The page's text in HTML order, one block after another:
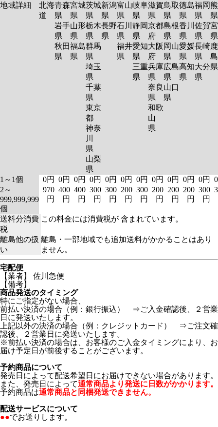
地域詳細
北海
道
青森
県
岩手
県
秋田
県
宮城
県
山形
県
福島
県
茨城
県
栃木
県
群馬
県
埼玉
県
千葉
県
東京
都
神奈
川
県
山梨
県
新潟
県
長野
県
富山
県
石川
県
福井
県
岐阜
県
静岡
県
愛知
県
三重
県
滋賀
県
京都
府
大阪
府
兵庫
県
奈良
県
和歌
山
県
鳥取
県
島根
県
岡山
県
広島
県
山口
県
徳島
県
香川
県
愛媛
県
高知
県
福岡
県
佐賀
県
長崎
県
大分
県
島
1～1個 0円 0円 0円 0円 0円 0円 0円 0円 0円 0円 0円
2～
999,999,999
個
970
円
400
円
400
円
300
円
300
円
200
円
300
円
200
円
200
円
200
円
300
円
送料分消費
税
この料金には消費税が 含まれています。
離島他の扱
い
離島・一部地域でも追加送料がかかることはあり
ません。
宅配便
【業者】 佐川急便
【備考】
商品発送のタイミング
特にご指定がない場合、
前払い決済の場合（例：銀行振込） ⇒ご入金確認後、２営業
日に発送いたします。
上記以外の決済の場合（例：クレジットカード） ⇒ご注文確
認後、２営業日に発送いたします。
※前払い決済の場合は、お客様のご入金タイミングにより、お
届け予定日が前後することがございます。
予約商品について
発売日によって配送希望日にお届けできない場合があります。
また、発売日によって通常商品より発送に日数がかかります。
予約商品は通常商品と同梱発送できません。
配送サービスについて
●●でお送りします。